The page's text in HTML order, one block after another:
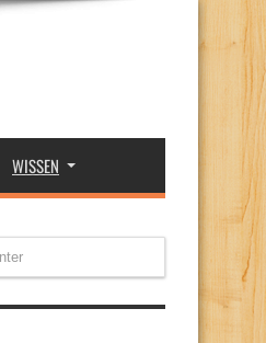
WISSEN